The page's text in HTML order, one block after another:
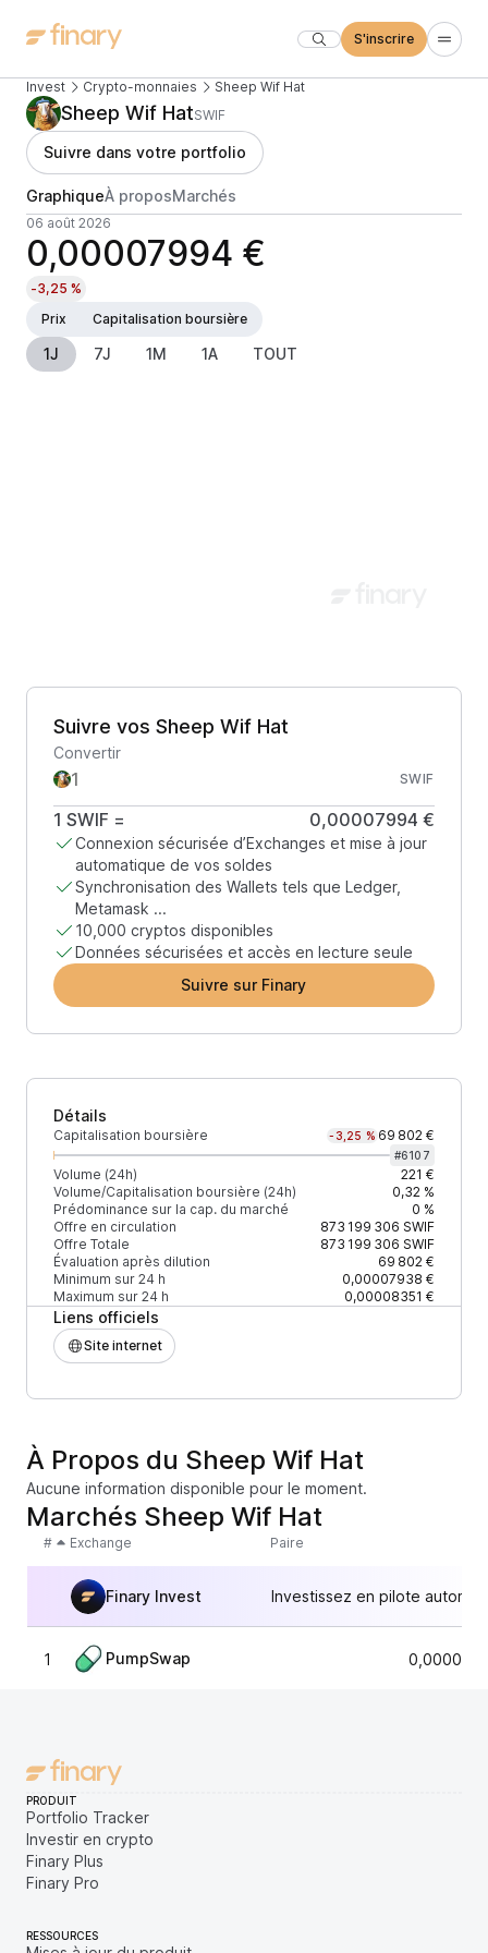
S'inscrire
Invest Crypto-monnaies Sheep Wif Hat
Sheep Wif HatSWIF
Suivre dans votre portfolio
GraphiqueÀ proposMarchés
06 août 2026
0,00007994 €
-3,25 %
Prix
Capitalisation boursière
1J 7J 1M 1A TOUT
Suivre vos Sheep Wif Hat
Convertir
SWIF
1 SWIF = 0,00007994 €
Connexion sécurisée d’Exchanges et mise à jour
automatique de vos soldes
Synchronisation des Wallets tels que Ledger,
Metamask ...
10,000 cryptos disponibles
Données sécurisées et accès en lecture seule
Suivre sur Finary
Détails
Capitalisation boursière -3,25 % 69 802 €
#6107
Volume (24h)
221 €
Volume/Capitalisation boursière (24h)
0,32 %
Prédominance sur la cap. du marché
0 %
Offre en circulation
873 199 306 SWIF
Offre Totale
873 199 306 SWIF
Évaluation après dilution
69 802 €
Minimum sur 24 h
0,00007938 €
Maximum sur 24 h
0,00008351 €
Liens officiels
Site internet
À Propos du Sheep Wif Hat
Aucune information disponible pour le moment.
Marchés Sheep Wif Hat
# Exchange Paire
Finary Invest Investissez en pilote
1 PumpSwap
PRODUIT
Portfolio Tracker
Investir en crypto
Finary Plus
Finary Pro
RESSOURCES